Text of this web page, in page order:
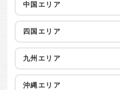
中国エリア
四国エリア
九州エリア
沖縄エリア